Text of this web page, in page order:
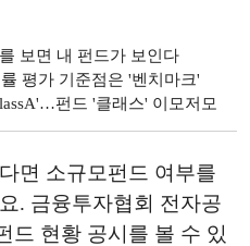
보면 내 펀드가 보인다
평가 기준점은 '벤치마크'
펀드 '클래스' 이모저모
면 소규모펀드 여부를
. 금융투자협회 전자공
드 현황 공시를 볼 수 있